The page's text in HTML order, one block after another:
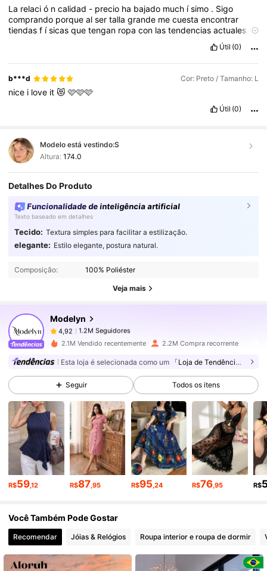
La relació ncalidad - precio ha bajado much ísimo . Sigo
comprando porquealsertallagrande mecuestaencontrar
tiendasf ísicasquetengan ropacon lastendenciasactuales y
hace
otraopción
estásbienparanogastarelsueldoenrenovarropaparala
temporada.
Útil (0)
b***d Cor: Preto / Tamanho: L
nice i love it😻🩷🩷🩷
Útil (0)
Modelo está vestindo:S
Altura: 174.0
Detalhes Do Produto
Funcionalidade de inteligência artificial
Texto baseado em detalhes
Tecido: Textura simples para facilitar a estilização.
elegante: Estilo elegante, postura natural.
Composição: 100% Poliéster
Veja mais
Modelyn
4,92 1.2M Seguidores
4,92
1.2M Seguidores
r***e pago1 dia atrás
4,92 1.2M Seguidores
4,92 1.2M Seguidores
4,92 1.2M Seguidores
1.2M Seguidores
4,92 1.2M Seguidores
1.2M Seguidores
2.1M Vendido recentemente 2.2M Compra recorrente
Esta loja é selecionada como um 「Loja de Tendências」
Seguir Todos os itens
R$59,12 R$87 ,95 R$95 ,24 R$76 ,95 R$
Você Também Pode Gostar
Recomendar Jóias & Relógios Roupa interior e roupa de dormir